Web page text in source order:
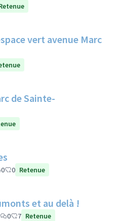
vert avenue Marc
de Sainte-
0 0 Retenue
et au delà !
0 7 Retenue